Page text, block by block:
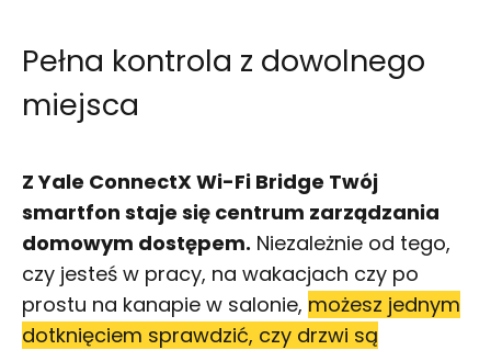
Pełna kontrola z dowolnego
miejsca
Z Yale ConnectX Wi-Fi Bridge Twój
smartfon staje się centrum zarządzania
domowym dostępem. Niezależnie od tego,
czy jesteś w pracy, na wakacjach czy po
prostu na kanapie w salonie, możesz jednym
dotknięciem sprawdzić, czy drzwi są